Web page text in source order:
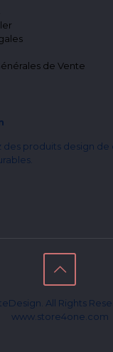
de Vente
des produits design de
All Rights
www.store4one.com